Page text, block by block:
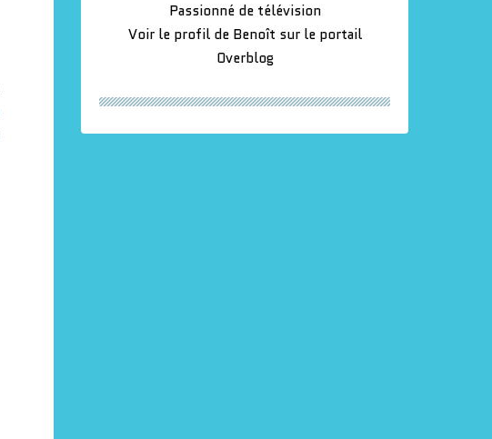
Passionné de télévision
Voir le profil de Benoît sur le portail
Overblog